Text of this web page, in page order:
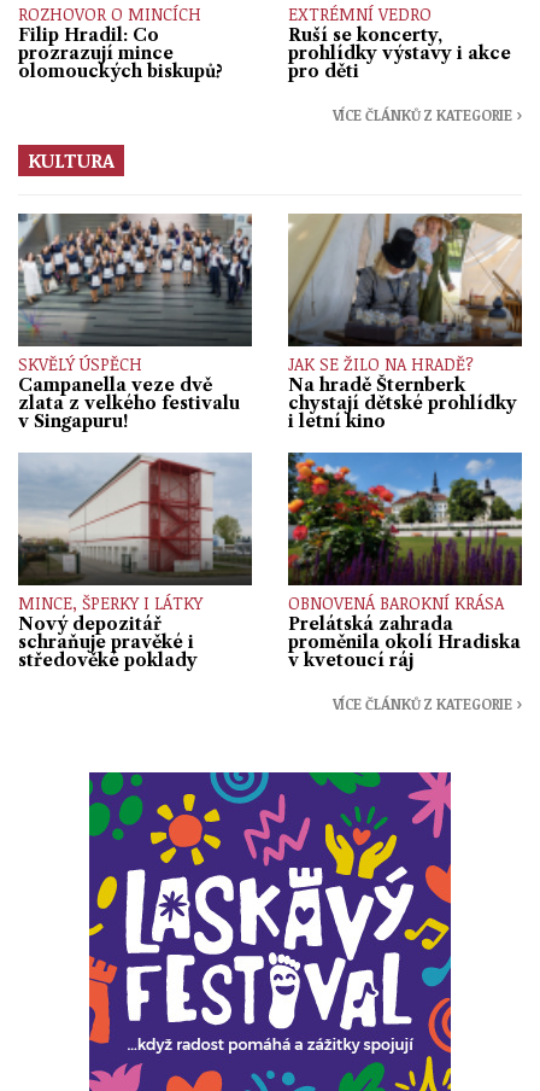
ROZHOVOR O MINCÍCH
Filip Hradil: Co
prozrazují mince
olomouckých biskupů?
EXTRÉMNÍ VEDRO
Ruší se koncerty,
prohlídky výstavy i akce
pro děti
VÍCE ČLÁNKŮ Z KATEGORIE ›
KULTURA
SKVĚLÝ ÚSPĚCH
Campanella veze dvě
zlata z velkého festivalu
v Singapuru!
JAK SE ŽILO NA HRADĚ?
Na hradě Šternberk
chystají dětské prohlídky
i letní kino
MINCE, ŠPERKY I LÁTKY
Nový depozitář
schraňuje pravěké i
středověké poklady
OBNOVENÁ BAROKNÍ KRÁSA
Prelátská zahrada
proměnila okolí Hradiska
v kvetoucí ráj
VÍCE ČLÁNKŮ Z KATEGORIE ›